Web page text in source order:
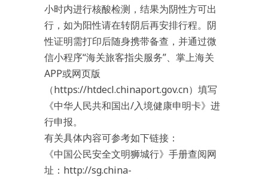
小时内进行核酸检测，结果为阴性方可出
行，如为阳性请在转阴后再安排行程。阴
性证明需打印后随身携带备查，并通过微
信小程序“海关旅客指尖服务”、掌上海关
APP或网页版
（https://htdecl.chinaport.gov.cn）填写
《中华人民共和国出/入境健康申明卡》进
行申报。
有关具体内容可参考如下链接：
《中国公民安全文明狮城行》手册查阅网
址：http://sg.china-